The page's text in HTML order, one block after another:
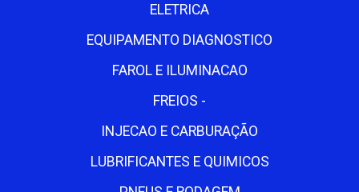
ELETRICA
EQUIPAMENTO DIAGNOSTICO
FAROL E ILUMINACAO
FREIOS -
INJECAO E CARBURAÇÃO
LUBRIFICANTES E QUIMICOS